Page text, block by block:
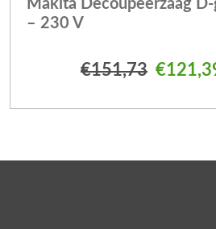
Makita Decoupeerzaag
– 230 V
€151,73 €